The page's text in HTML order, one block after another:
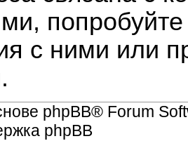
с ними или
phpBB® Forum
phpBB